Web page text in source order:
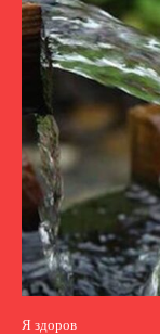
Я здоров